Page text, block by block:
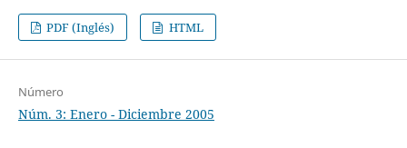
PDF (Inglés) HTML
Número
Núm. 3: Enero - Diciembre 2005